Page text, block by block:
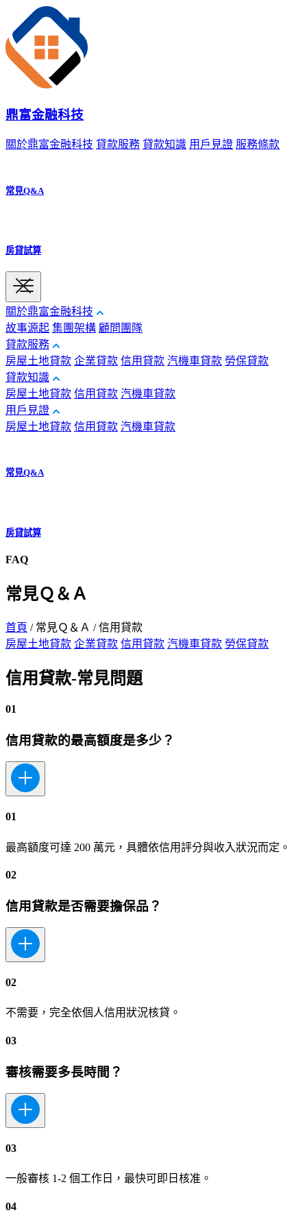
鼎富金融科技
關於鼎富金融科技 貸款服務 貸款知識 用戶見證 服務條款
常見Q&A
房貸試算
關於鼎富金融科技
故事源起 集團架構 顧問團隊
貸款服務
房屋土地貸款 企業貸款 信用貸款 汽機車貸款 勞保貸款
貸款知識
房屋土地貸款 信用貸款 汽機車貸款
用戶見證
房屋土地貸款 信用貸款 汽機車貸款
常見Q&A
房貸試算
FAQ
常見Ｑ＆Ａ
首頁 / 常見Ｑ＆Ａ /信用貸款
房屋土地貸款 企業貸款 信用貸款 汽機車貸款 勞保貸款
信用貸款-常見問題
01
信用貸款的最高額度是多少？
01
最高額度可達 200 萬元，具體依信用評分與收入狀況而定。
02
信用貸款是否需要擔保品？
02
不需要，完全依個人信用狀況核貸。
03
審核需要多長時間？
03
一般審核 1-2 個工作日，最快可即日核准。
04